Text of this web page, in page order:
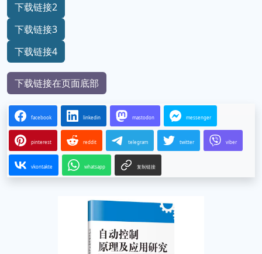
下载链接2
下载链接3
下载链接4
下载链接在页面底部
facebook linkedin mastodon messenger
pinterest reddit telegram twitter viber
vkontakte whatsapp 复制链接